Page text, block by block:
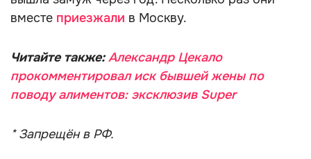
вместе приезжали в Москву.
Читайте также:Александр Цекало
прокомментировал иск бывшей жены по
поводу алиментов: эксклюзив Super
* Запрещён в РФ.